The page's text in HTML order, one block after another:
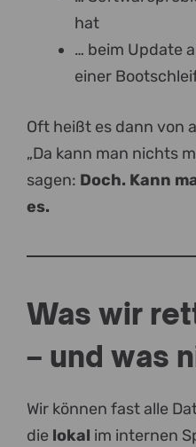
hat
… beim Update
einer
Oft heißt es dann von
„Da kann man nichts
sagen: Doch. Kann
es.
Was wir
– und was
Wir können fast alle
die lokal im internen